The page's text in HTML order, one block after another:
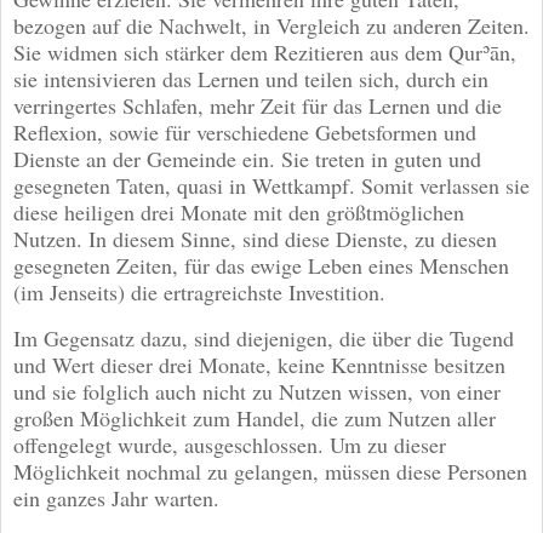
bezogen auf die Nachwelt, in Vergleich zu anderen Zeiten.
Sie widmen sich stärker dem Rezitieren aus dem Qurʾān,
sie intensivieren das Lernen und teilen sich, durch ein
verringertes Schlafen, mehr Zeit für das Lernen und die
Reflexion, sowie für verschiedene Gebetsformen und
Dienste an der Gemeinde ein. Sie treten in guten und
gesegneten Taten, quasi in Wettkampf. Somit verlassen sie
diese heiligen drei Monate mit den größtmöglichen
Nutzen. In diesem Sinne, sind diese Dienste, zu diesen
gesegneten Zeiten, für das ewige Leben eines Menschen
(im Jenseits) die ertragreichste Investition.
Im Gegensatz dazu, sind diejenigen, die über die Tugend
und Wert dieser drei Monate, keine Kenntnisse besitzen
und sie folglich auch nicht zu Nutzen wissen, von einer
großen Möglichkeit zum Handel, die zum Nutzen aller
offengelegt wurde, ausgeschlossen. Um zu dieser
Möglichkeit nochmal zu gelangen, müssen diese Personen
ein ganzes Jahr warten.